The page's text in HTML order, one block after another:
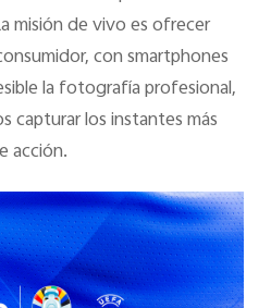
misión de vivo es ofrecer
con smartphones
la fotografía profesional,
capturar los instantes más
acción.